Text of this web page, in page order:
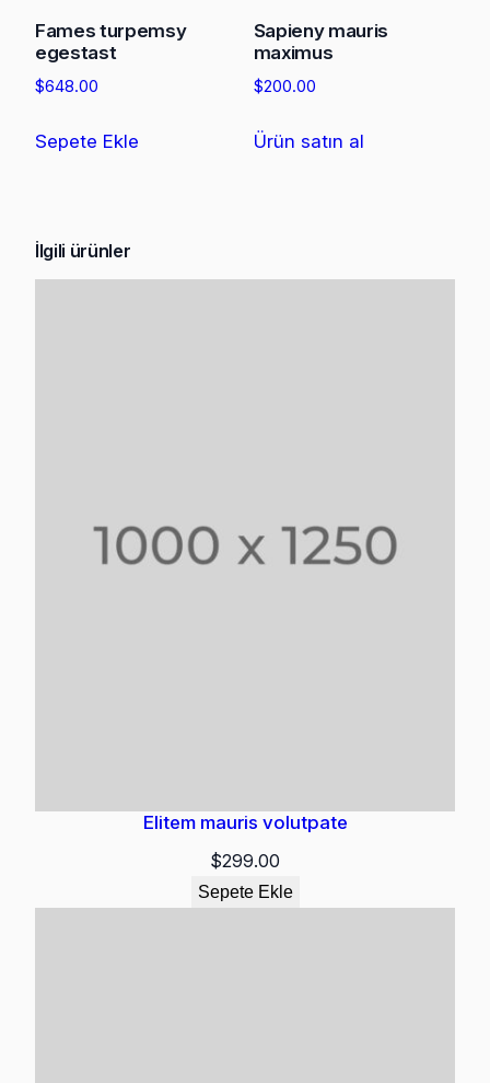
Fames turpemsy
egestast
$648.00
Sepete Ekle
Sapieny mauris
maximus
$200.00
Ürün satın al
İlgili ürünler
Elitem mauris volutpate
$299.00
Sepete Ekle